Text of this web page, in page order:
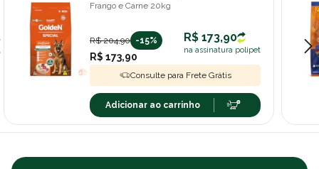
Frango e Carne 20kg
R$ 204,90 -15%
R$ 173,90
R$ 173,90
na assinatura polipet
Consulte para Frete Grátis
Adicionar ao carrinho